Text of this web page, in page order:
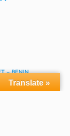
– BENIN
Translate »